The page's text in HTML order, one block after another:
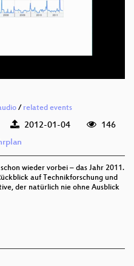
/ related events
2012-01-04
146
wieder vorbei – das Jahr 2011.
auf Technikforschung und
der natürlich nie ohne Ausblick